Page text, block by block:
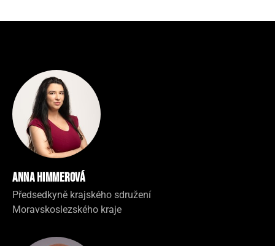
Anna Himmerová
Předsedkyně krajského sdružení
Moravskoslezského kraje